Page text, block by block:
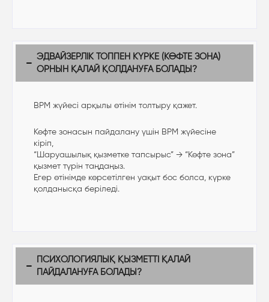
ЭДВАЙЗЕРЛІК ТОППЕН КҮРКЕ (КӨФТЕ ЗОНА)
ОРНЫН ҚАЛАЙ ҚОЛДАНУҒА БОЛАДЫ?
BPM жүйесі арқылы өтінім толтыру қажет.
Көфте зонасын пайдалану үшін BPM жүйесіне
кіріп,
“Шаруашылық қызметке тапсырыс” → “Көфте зона”
қызмет түрін таңдаңыз.
Егер өтінімде көрсетілген уақыт бос болса, күрке
қолданысқа беріледі.
ПСИХОЛОГИЯЛЫҚ ҚЫЗМЕТТІ ҚАЛАЙ
ПАЙДАЛАНУҒА БОЛАДЫ?